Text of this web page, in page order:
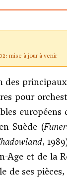
mise à jour à venir
des
pour
Suède (
,
Age et de la
de ses